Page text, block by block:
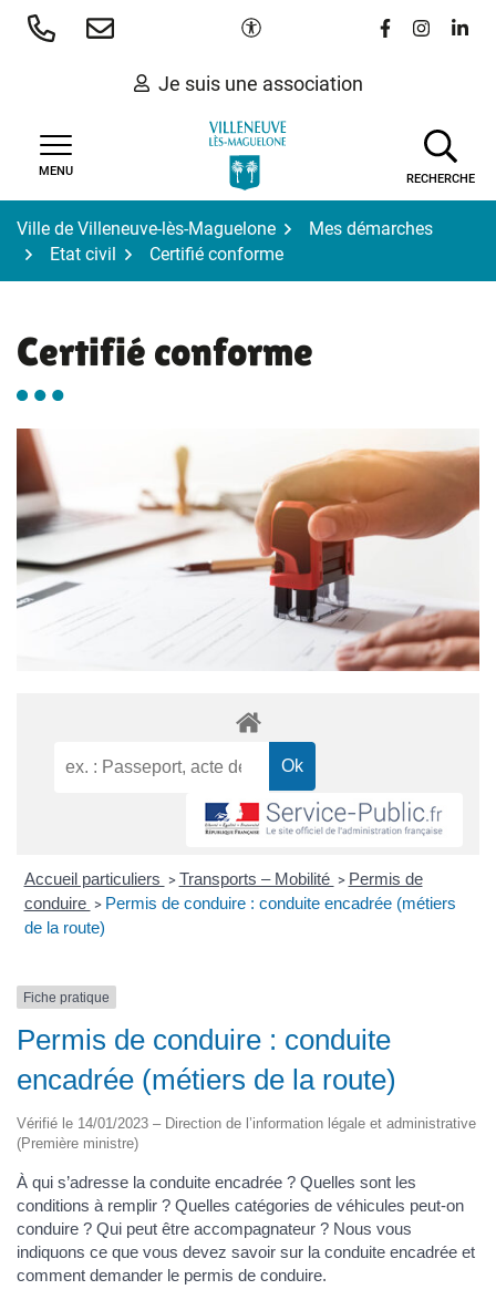
Aller
Paramètres d'accessibilité
Lien vers le
Lien vers
Lien
Je suis une association
MENU
RECHERCHE
Ville de Villeneuve-lès-Maguelone
Mes démarches
Etat civil
Certifié conforme
Certifié conforme
Accueil particuliers > Transports – Mobilité > Permis de
conduire > Permis de conduire : conduite encadrée (métiers
de la route)
Fiche pratique
Permis de conduire : conduite
encadrée (métiers de la route)
Vérifié le 14/01/2023 – Direction de l’information légale et administrative
(Première ministre)
À qui s’adresse la conduite encadrée ? Quelles sont les
conditions à remplir ? Quelles catégories de véhicules peut-on
conduire ? Qui peut être accompagnateur ? Nous vous
indiquons ce que vous devez savoir sur la conduite encadrée et
comment demander le permis de conduire.